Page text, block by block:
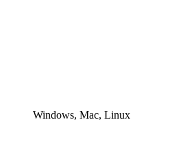
Windows, Mac, Linux